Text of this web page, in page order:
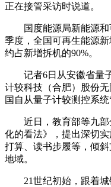
正在接管采访时说道。
国度能源局新能源和
季度，全国可再生能源新
约占新增拆机的90%。
记者6日从安徽省量子
计较科技（合肥）股份
国自从量子计较测控系统
近日，教育部等九部
化的看法》，提出深切
打算、读书步履等，倾
地域。
21世纪初始，跟着城